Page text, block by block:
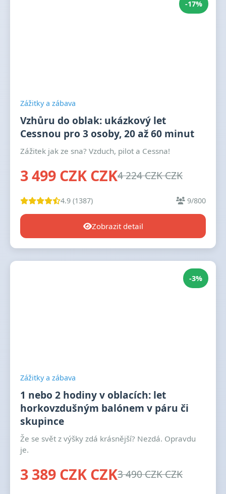
-17%
Zážitky a zábava
Vzhůru do oblak: ukázkový let
Cessnou pro 3 osoby, 20 až 60 minut
Zážitek jak ze sna? Vzduch, pilot a Cessna!
3 499 CZK CZK4 224 CZK CZK
4.9 (1387) 9/800
Zobrazit detail
-3%
Zážitky a zábava
1 nebo 2 hodiny v oblacích: let
horkovzdušným balónem v páru či
skupince
Že se svět z výšky zdá krásnější? Nezdá. Opravdu
je.
3 389 CZK CZK3 490 CZK CZK